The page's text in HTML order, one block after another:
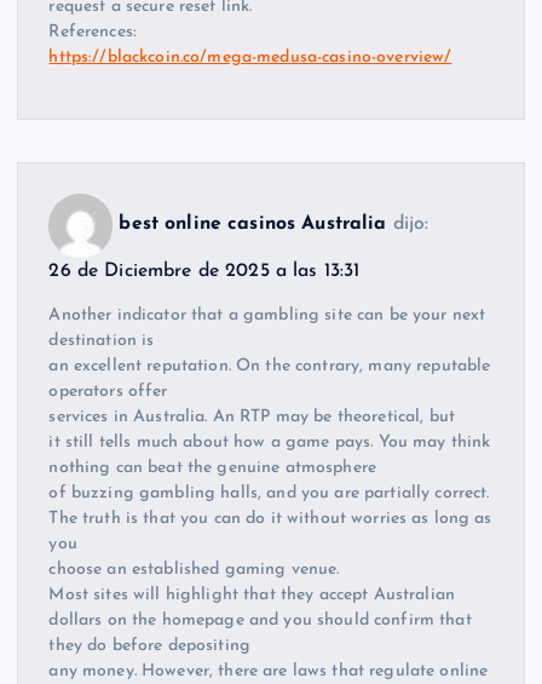
request a secure reset link.
References:
https://blackcoin.co/mega-medusa-casino-overview/
best online casinos Australia dijo:
26 de Diciembre de 2025 a las 13:31
Another indicator that a gambling site can be your next
destination is
an excellent reputation. On the contrary, many reputable
operators offer
services in Australia. An RTP may be theoretical, but
it still tells much about how a game pays. You may think
nothing can beat the genuine atmosphere
of buzzing gambling halls, and you are partially correct.
The truth is that you can do it without worries as long as
you
choose an established gaming venue.
Most sites will highlight that they accept Australian
dollars on the homepage and you should confirm that
they do before depositing
any money. However, there are laws that regulate online